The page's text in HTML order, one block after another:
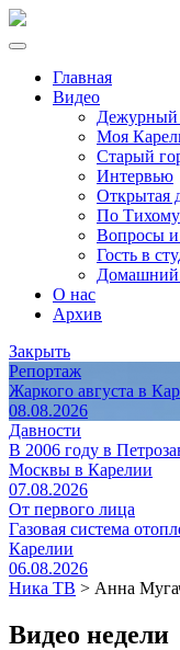
Главная
Видео
Дежурный
Моя
Старый
Интервью
Открытая
По Тихому
Вопросы и
Гость в
Домашний
О нас
Архив
Закрыть
Репортаж
Жаркого августа в
08.08.2026
Давности
В 2006 году в
Москвы в Карелии
07.08.2026
От первого лица
Газовая система
Карелии
06.08.2026
Ника ТВ > Анна
Видео недели